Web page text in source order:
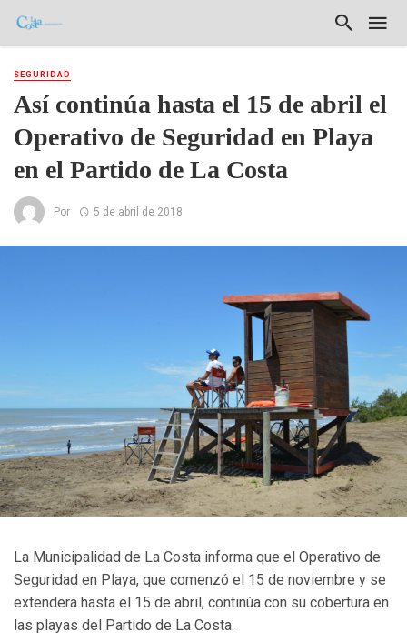
SEGURIDAD
Así continúa hasta el 15 de abril el
Operativo de Seguridad en Playa
en el Partido de La Costa
Por 5 de abril de 2018
La Municipalidad de La Costa informa que el Operativo de
Seguridad en Playa, que comenzó el 15 de noviembre y se
extenderá hasta el 15 de abril, continúa con su cobertura en
las playas del Partido de La Costa.